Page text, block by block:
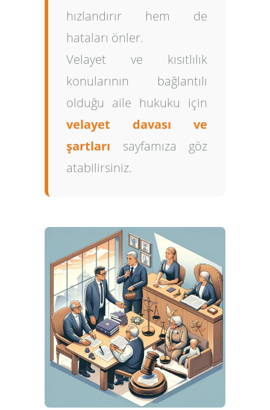
hızlandırır hem de
hataları önler.
Velayet ve kısıtlılık
konularının bağlantılı
olduğu aile hukuku için
velayet davası ve
şartları sayfamıza göz
atabilirsiniz.